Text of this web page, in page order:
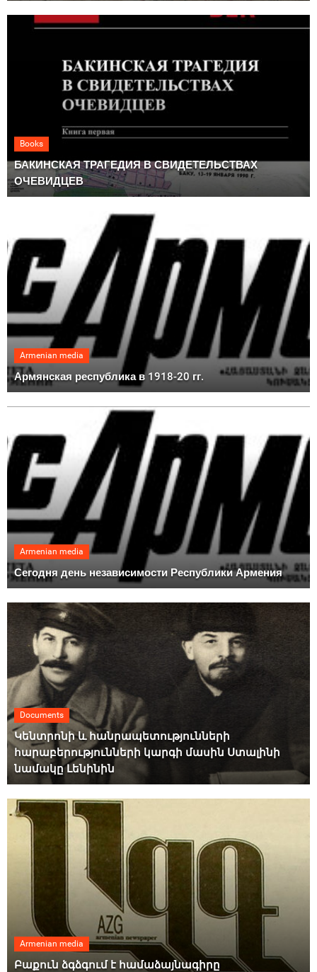
Books
БАКИНСКАЯ ТРАГЕДИЯ В СВИДЕТЕЛЬСТВАХ
ОЧЕВИДЦЕВ
Armenian media
Армянская республика в 1918-20 гг.
Armenian media
Сегодня день независимости Республики Армения
Documents
Կենտրոնի և հանրապետությունների
հարաբերությունների կարգի մասին Ստալինի
նամակը Լենինին
Armenian media
Բաքուն ձգձգում է համաձայնագիրը